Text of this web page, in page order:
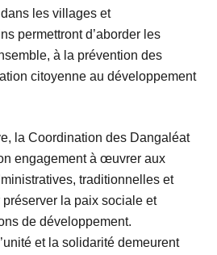
les villages et
permettront d’aborder les
à la prévention des
citoyenne au développement
la Coordination des Dangaléat
engagement à œuvrer aux
traditionnelles et
la paix sociale et
de développement.
et la solidarité demeurent